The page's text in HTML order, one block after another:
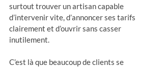
surtout trouver un artisan capable
d’intervenir vite, d’annoncer ses tarifs
clairement et d’ouvrir sans casser
inutilement.
C’est là que beaucoup de clients se